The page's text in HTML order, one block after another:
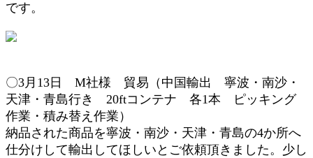
です。
〇3月13 日 M社様 貿易（ 中国輸出 寧波・南沙・
天津・青島行き 20ftコンテナ 各1本
ピッキング
作業 ・積み替え作業 ）
納品された商品を寧波・南沙・天津・青島の4か所へ
仕分けして輸出してほしいとご依頼頂きました。少し